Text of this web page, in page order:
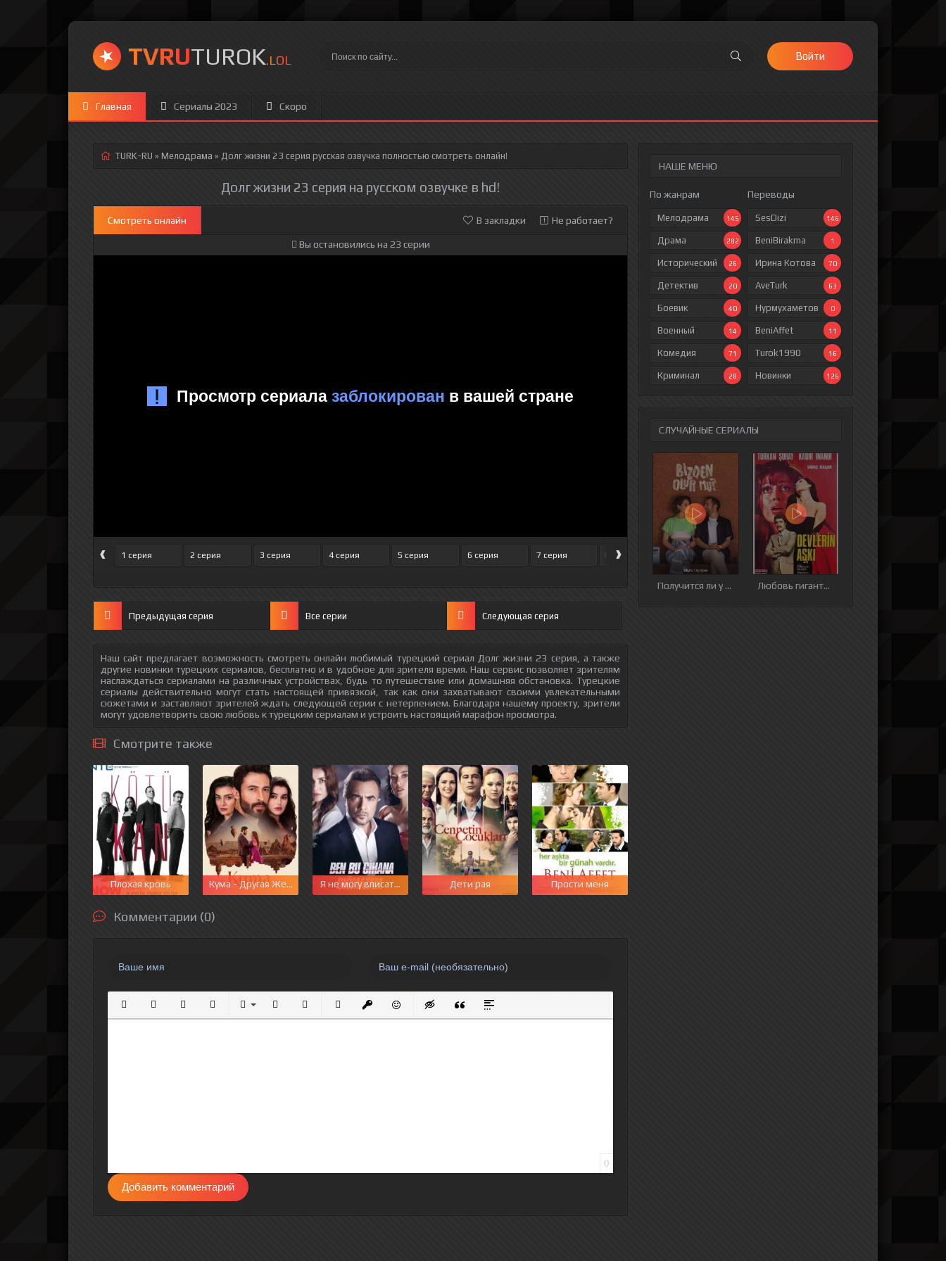
TVRUTUROK.LOL Войти
Главная Сериалы 2023 Скоро
НАШЕ МЕНЮ
По жанрам
Мелодрама 145
Драма 282
Исторический 26
Детектив 20
Боевик 40
Военный 14
Комедия 71
Криминал 28
Переводы
SesDizi 146
BeniBirakma 1
Ирина Котова 70
AveTurk 63
Нурмухаметов 0
BeniAffet 11
Turok1990 16
Новинки 126
СЛУЧАЙНЫЕ СЕРИАЛЫ
Получится ли у нас Любовь гигантов
TURK-RU » Мелодрама » Долг жизни 23 серия русская озвучка полностью смотреть онлайн!
Долг жизни 23 серия на русском озвучке в hd!
Смотреть онлайн В закладки Не работает?
Вы остановились на 23 серии
‹ 1 серия 2 серия 3 серия 4 серия 5 серия 6 серия 7 серия 8 серия 9 серия 10 серия 11 серия
›
Предыдущая серия Все серии Следующая серия
Наш сайт предлагает возможность смотреть онлайн любимый турецкий сериал Долг жизни 23 серия, а также
другие новинки турецких сериалов, бесплатно и в удобное для зрителя время. Наш сервис позволяет зрителям
наслаждаться сериалами на различных устройствах, будь то путешествие или домашняя обстановка. Турецкие
сериалы действительно могут стать настоящей привязкой, так как они захватывают своими увлекательными
сюжетами и заставляют зрителей ждать следующей серии с нетерпением. Благодаря нашему проекту, зрители
могут удовлетворить свою любовь к турецким сериалам и устроить настоящий марафон просмотра.
Смотрите также
Плохая кровь Кума - Другая Жена Я не могу вписаться в этот мирДети рая Прости меня
Комментарии (0)
Полужирный
КурсивПодчеркнутый
ЗачеркнутыйВыравнивание
Нумерованный список
Маркированный список
Вставить ссылку
Вставить защищенную ссылку
Вставить смайлик
Вставка скрытого текста
Вставка цитаты
Вставка спойлера
0
Добавить комментарий